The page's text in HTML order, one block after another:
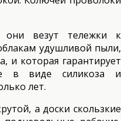
они везут тележки к
удушливой пыли,
и которая гарантирует
в виде силикоза и
лет.
а доски скользкие